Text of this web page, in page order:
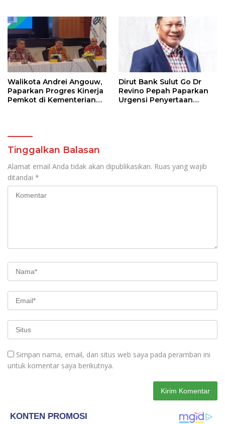
Walikota Andrei Angouw,
Paparkan Progres Kinerja
Pemkot di Kementerian
Dirut Bank Sulut Go Dr
Revino Pepah Paparkan
Urgensi Penyertaan
Tinggalkan Balasan
Alamat email Anda tidak akan dipublikasikan. Ruas yang wajib
ditandai *
Simpan nama, email, dan situs web saya pada peramban ini
untuk komentar saya berikutnya.